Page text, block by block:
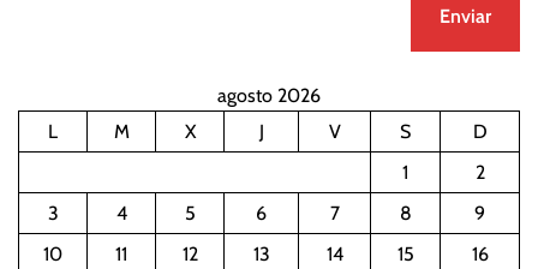
agosto 2026
L
M X J V S
D
1
2
3
4 5 6 7 8
9
10
11 12 13 14 15
16